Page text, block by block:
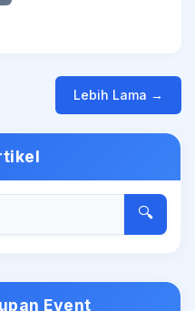
Lebih Lama →
🔍
Event